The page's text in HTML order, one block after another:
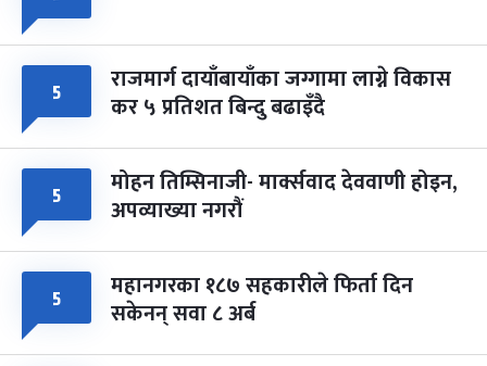
५ राजमार्ग दायाँबायाँका जग्गामा लाग्ने विकास
कर ५ प्रतिशत बिन्दु बढाइँदै
५ मोहन तिम्सिनाजी- मार्क्सवाद देववाणी होइन,
अपव्याख्या नगरौं
५ महानगरका १८७ सहकारीले फिर्ता दिन
सकेनन् सवा ८ अर्ब